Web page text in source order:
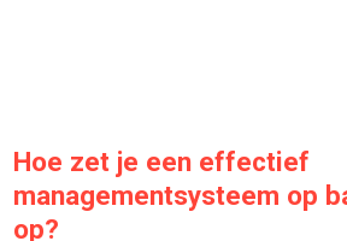
Hoe zet je een effectief
managementsysteem op
op?